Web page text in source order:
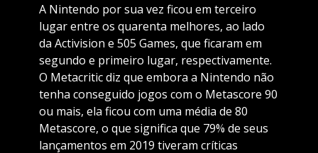
A Nintendo por sua vez ficou em terceiro
lugar entre os quarenta melhores, ao lado
da Activision e 505 Games, que ficaram em
segundo e primeiro lugar, respectivamente.
O Metacritic diz que embora a Nintendo não
tenha conseguido jogos com o Metascore 90
ou mais, ela ficou com uma média de 80
Metascore, o que significa que 79% de seus
lançamentos em 2019 tiveram críticas